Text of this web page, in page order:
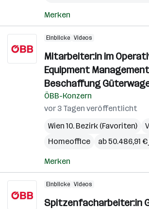
Merken
Einblicke Videos
Mitarbeiter:in im
Equipment
Beschaffung
ÖBB-Konzern
vor 3 Tagen veröffentlicht
Wien 10. Bezirk (Favoriten)
Homeoffice
ab 50.486,91
Merken
Einblicke Videos
Spitzenfacharbeiter:in